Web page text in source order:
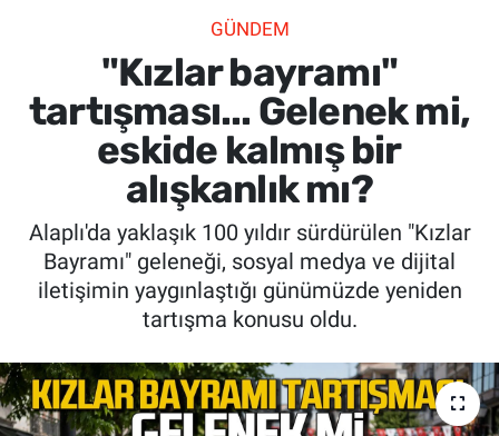
GÜNDEM
"Kızlar bayramı"
tartışması... Gelenek mi,
eskide kalmış bir
alışkanlık mı?
Alaplı'da yaklaşık 100 yıldır sürdürülen "Kızlar
Bayramı" geleneği, sosyal medya ve dijital
iletişimin yaygınlaştığı günümüzde yeniden
tartışma konusu oldu.
SPOR
SAĞLIK